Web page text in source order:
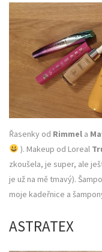
Řasenky od Rimmel a
). Makeup od Loreal
zkoušela, je super, ale
je už na mě tmavý).
moje kadeřnice a
ASTRATEX